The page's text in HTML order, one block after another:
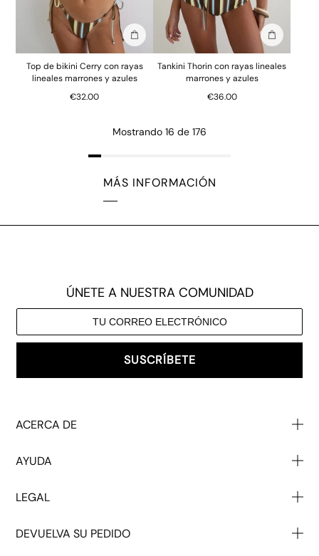
Añadir a la bolsa
Top de bikini Cerry con rayas
lineales marrones y azules
€32.00
Añadir a la
Tankini Thorin con rayas lineales
marrones y azules
€36.00
Mostrando 16 de 176
MÁS INFORMACIÓN
ÚNETE A NUESTRA COMUNIDAD
SUSCRÍBETE
ACERCA DE
Venta Al Por Mayor
Pulse
AYUDA
Devuelve
LEGAL
DEVUELVA SU PEDIDO